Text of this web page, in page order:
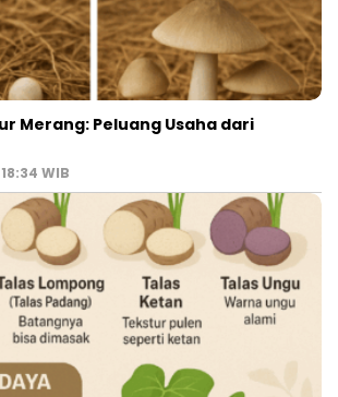
Merang: Peluang Usaha dari
WIB